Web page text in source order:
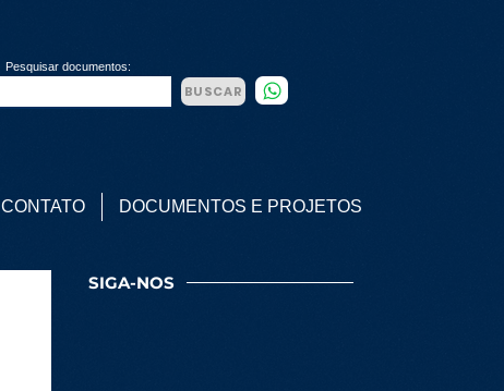
CONTATO DOCUMENTOS E PROJETOS
Pesquisar documentos:
BUSCAR
SIGA-NOS